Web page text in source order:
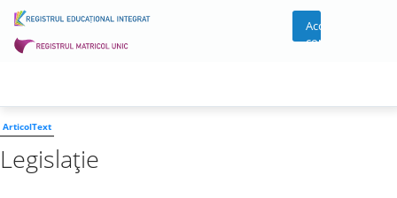
Acces
cont
ArticolText
Legislaţie